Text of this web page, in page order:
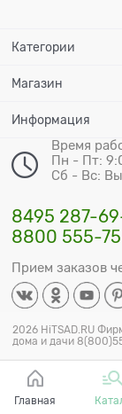
Категории
Магазин
Информация
Время
Пн - Пт:
Сб - Вс:
8495 287-
8800 555-
Прием заказов
2026 HiTSAD.RU
дома и дачи
Главная